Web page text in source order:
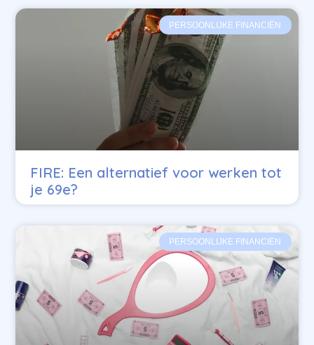
PERSOONLIJKE FINANCIËN
FIRE: Een alternatief voor werken tot
je 69e?
PERSOONLIJKE FINANCIËN